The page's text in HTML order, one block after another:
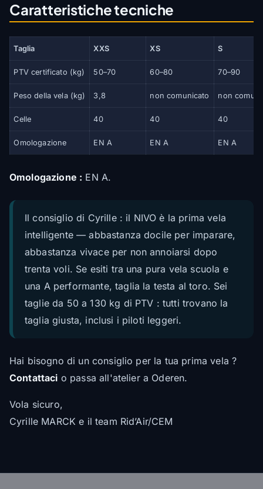
Caratteristiche tecniche
Taglia XXS XS S
PTV certificato (kg) 50–70 60–80 70–90
Peso della vela (kg) 3,8 non comunicato non
Celle 40 40 40
Omologazione EN A EN A EN A
Omologazione : EN A.
Il consiglio di Cyrille : il NIVO è la prima vela
intelligente — abbastanza docile per imparare,
abbastanza vivace per non annoiarsi dopo
trenta voli. Se esiti tra una pura vela scuola e
una A performante, taglia la testa al toro. Sei
taglie da 50 a 130 kg di PTV : tutti trovano la
taglia giusta, inclusi i piloti leggeri.
Hai bisogno di un consiglio per la tua prima vela ?
Contattaci o passa all'atelier a Oderen.
Vola sicuro,
Cyrille MARCK e il team Rid’Air/CEM